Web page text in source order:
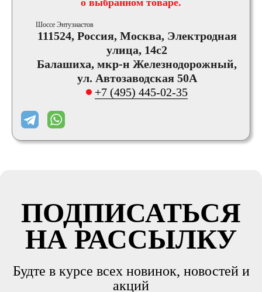
о выбранном товаре.
Шоссе Энтузиастов
111524, Россия, Москва, Электродная
улица, 14с2
Балашиха, мкр-н Железнодорожный,
ул. Автозаводская 50А
+7 (495) 445-02-35
ПОДПИСАТЬСЯ
НА РАССЫЛКУ
Будте в курсе всех новинок, новостей и
акций